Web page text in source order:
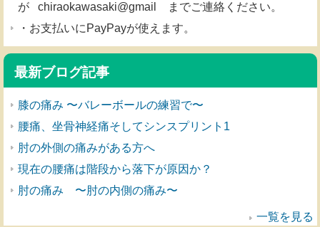
が chiraokawasaki@gmail までご連絡ください。
・お支払いにPayPayが使えます。
最新ブログ記事
膝の痛み 〜バレーボールの練習で〜
腰痛、坐骨神経痛そしてシンスプリント1
肘の外側の痛みがある方へ
現在の腰痛は階段から落下が原因か？
肘の痛み 〜肘の内側の痛み〜
一覧を見る